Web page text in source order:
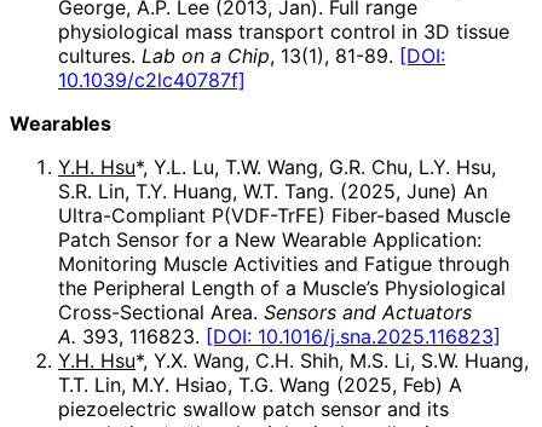
George, A.P. Lee (2013, Jan). Full range
physiological mass transport control in 3D tissue
cultures. Lab on a Chip, 13(1), 81-89. [DOI:
10.1039/c2lc40787f]
Wearables
Y.H. Hsu*, Y.L. Lu, T.W. Wang, G.R. Chu, L.Y. Hsu,
S.R. Lin, T.Y. Huang, W.T. Tang. (2025, June) An
Ultra-Compliant P(VDF-TrFE) Fiber-based Muscle
Patch Sensor for a New Wearable Application:
Monitoring Muscle Activities and Fatigue through
the Peripheral Length of a Muscle’s Physiological
Cross-Sectional Area. Sensors and Actuators
A. 393, 116823. [DOI: 10.1016/j.sna.2025.116823]
Y.H. Hsu*, Y.X. Wang, C.H. Shih, M.S. Li, S.W. Huang,
T.T. Lin, M.Y. Hsiao, T.G. Wang (2025, Feb) A
piezoelectric swallow patch sensor and its